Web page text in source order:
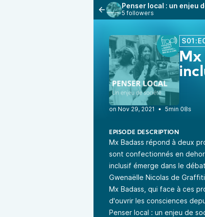
Penser local : un enjeu
5 followers
Mx
• 5min 08s
EPISODE DESCRIPTION
Mx Badass répond à deux
sont confectionnés en
inclusif émerge dans le
Gwenaëlle Nicolas de
Mx Badass, qui face à ces
d'ouvrir les consciences
Penser local : un enjeu de